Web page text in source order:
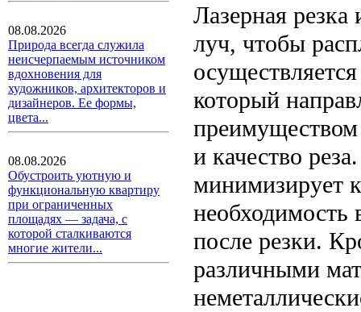
08.08.2026
Природа всегда служила
неисчерпаемым источником
вдохновения для
художников, архитекторов и
дизайнеров. Ее формы,
цвета...
08.08.2026
Обустроить уютную и
функциональную квартиру
при ограниченных
площадях — задача, с
которой сталкиваются
многие жители...
Лазерная резка
луч, чтобы
который
преимуществом
и качество
минимизирует
необходимость
после резки.
различными